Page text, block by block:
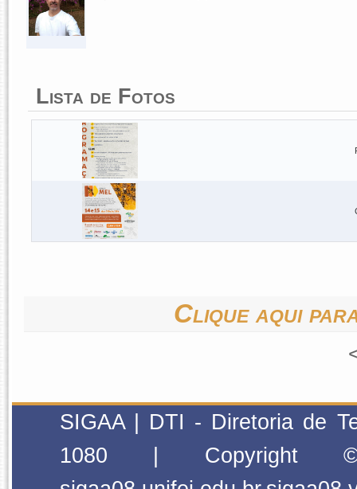
Lista de Fotos
Clique aqui
SIGAA | DTI - Diretoria de
1080 | Copyright